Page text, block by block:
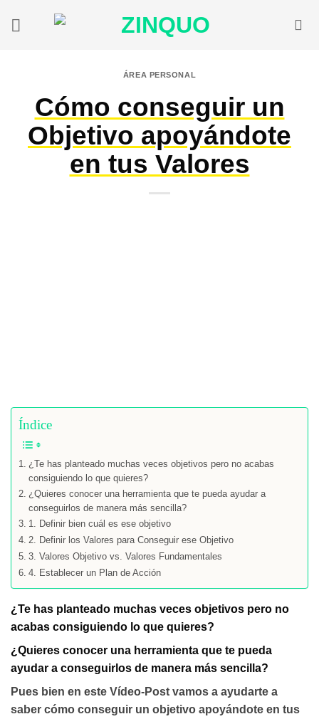
ÁREA PERSONAL
Cómo conseguir un
Objetivo apoyándote
en tus Valores
Índice
¿Te has planteado muchas veces objetivos pero no acabas
consiguiendo lo que quieres?
¿Quieres conocer una herramienta que te pueda ayudar a
conseguirlos de manera más sencilla?
1. Definir bien cuál es ese objetivo
2. Definir los Valores para Conseguir ese Objetivo
3. Valores Objetivo vs. Valores Fundamentales
4. Establecer un Plan de Acción
¿Te has planteado muchas veces objetivos pero no
acabas consiguiendo lo que quieres?
¿Quieres conocer una herramienta que te pueda
ayudar a conseguirlos de manera más sencilla?
Pues bien en este Vídeo-Post vamos a ayudarte a
saber cómo conseguir un objetivo apoyándote en tus